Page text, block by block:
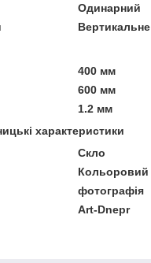
Одинарний
Вертикальне
400 мм
600 мм
1.2 мм
характеристики
Скло
Кольоровий
фотографія
Art-Dnepr